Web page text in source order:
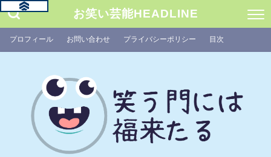
お笑い芸能HEADLINE
プロフィール お問い合わせ プライバシーポリシー 目次